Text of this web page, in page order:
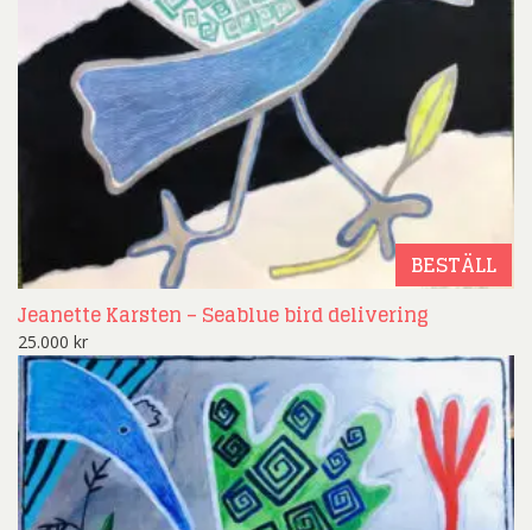
BESTÄLL
Jeanette Karsten – Seablue bird delivering
25.000 kr